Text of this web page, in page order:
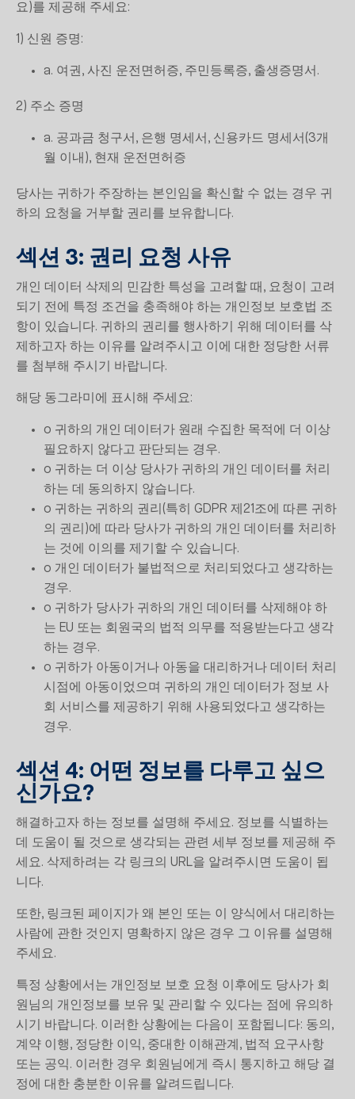
요)를 제공해 주세요:
1) 신원 증명:
a. 여권, 사진 운전면허증, 주민등록증, 출생증명서.
2) 주소 증명
a. 공과금 청구서, 은행 명세서, 신용카드 명세서(3개
월 이내), 현재 운전면허증
당사는 귀하가 주장하는 본인임을 확신할 수 없는 경우 귀
하의 요청을 거부할 권리를 보유합니다.
섹션 3: 권리 요청 사유
개인 데이터 삭제의 민감한 특성을 고려할 때, 요청이 고려
되기 전에 특정 조건을 충족해야 하는 개인정보 보호법 조
항이 있습니다. 귀하의 권리를 행사하기 위해 데이터를 삭
제하고자 하는 이유를 알려주시고 이에 대한 정당한 서류
를 첨부해 주시기 바랍니다.
해당 동그라미에 표시해 주세요:
o 귀하의 개인 데이터가 원래 수집한 목적에 더 이상
필요하지 않다고 판단되는 경우.
o 귀하는 더 이상 당사가 귀하의 개인 데이터를 처리
하는 데 동의하지 않습니다.
o 귀하는 귀하의 권리(특히 GDPR 제21조에 따른 귀하
의 권리)에 따라 당사가 귀하의 개인 데이터를 처리하
는 것에 이의를 제기할 수 있습니다.
o 개인 데이터가 불법적으로 처리되었다고 생각하는
경우.
o 귀하가 당사가 귀하의 개인 데이터를 삭제해야 하
는 EU 또는 회원국의 법적 의무를 적용받는다고 생각
하는 경우.
o 귀하가 아동이거나 아동을 대리하거나 데이터 처리
시점에 아동이었으며 귀하의 개인 데이터가 정보 사
회 서비스를 제공하기 위해 사용되었다고 생각하는
경우.
섹션 4: 어떤 정보를 다루고 싶으
신가요?
해결하고자 하는 정보를 설명해 주세요. 정보를 식별하는
데 도움이 될 것으로 생각되는 관련 세부 정보를 제공해 주
세요. 삭제하려는 각 링크의 URL을 알려주시면 도움이 됩
니다.
또한, 링크된 페이지가 왜 본인 또는 이 양식에서 대리하는
사람에 관한 것인지 명확하지 않은 경우 그 이유를 설명해
주세요.
특정 상황에서는 개인정보 보호 요청 이후에도 당사가 회
원님의 개인정보를 보유 및 관리할 수 있다는 점에 유의하
시기 바랍니다. 이러한 상황에는 다음이 포함됩니다: 동의,
계약 이행, 정당한 이익, 중대한 이해관계, 법적 요구사항
또는 공익. 이러한 경우 회원님에게 즉시 통지하고 해당 결
정에 대한 충분한 이유를 알려드립니다.